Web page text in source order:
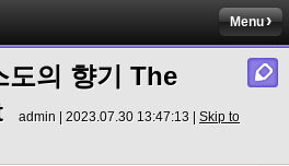
Menu
도의 향기 The
admin | 2023.07.30 13:47:13 | Skip to